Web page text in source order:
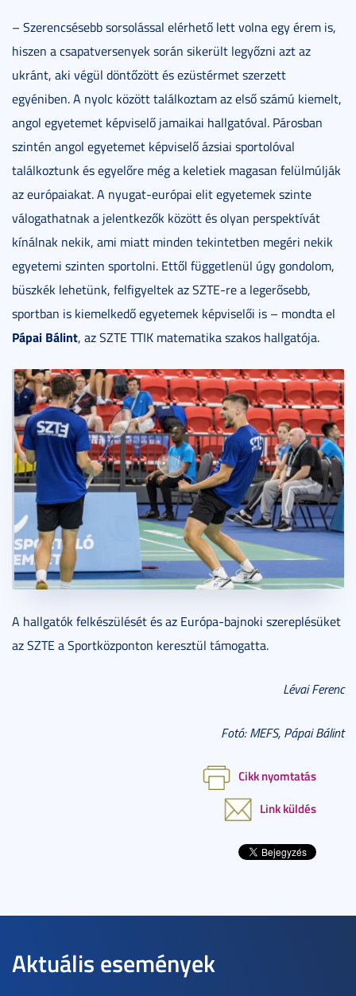
– Szerencsésebb sorsolással elérhető lett volna egy érem is,
hiszen a csapatversenyek során sikerült legyőzni azt az
ukránt, aki végül döntőzött és ezüstérmet szerzett
egyéniben. A nyolc között találkoztam az első számú kiemelt,
angol egyetemet képviselő jamaikai hallgatóval. Párosban
szintén angol egyetemet képviselő ázsiai sportolóval
találkoztunk és egyelőre még a keletiek magasan felülmúlják
az európaiakat. A nyugat-európai elit egyetemek szinte
válogathatnak a jelentkezők között és olyan perspektívát
kínálnak nekik, ami miatt minden tekintetben megéri nekik
egyetemi szinten sportolni. Ettől függetlenül úgy gondolom,
büszkék lehetünk, felfigyeltek az SZTE-re a legerősebb,
sportban is kiemelkedő egyetemek képviselői is – mondta el
Pápai Bálint, az SZTE TTIK matematika szakos hallgatója.
A hallgatók felkészülését és az Európa-bajnoki szereplésüket
az SZTE a Sportközponton keresztül támogatta.
Lévai Ferenc
Fotó: MEFS, Pápai Bálint
Cikk nyomtatás
Link küldés
Aktuális események